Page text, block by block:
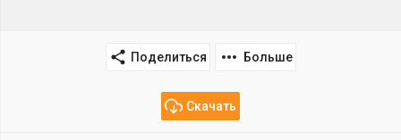
Поделиться Больше
Скачать